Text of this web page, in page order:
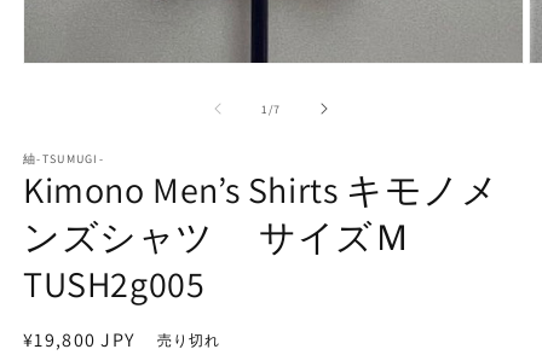
で
メ
デ
ィ
ア
1/の
7
紬-TSUMUGI-
Kimono Men’s Shirts キモノメ
ンズシャツ サイズＭ
TUSH2g005
通
¥19,800 JPY 売り切れ